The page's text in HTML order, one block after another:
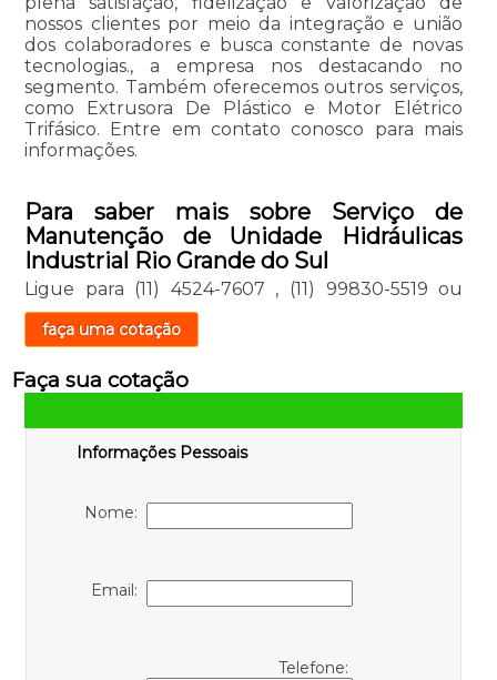
nossos clientes por meio da integração e união
dos colaboradores e busca constante de novas
tecnologias., a empresa nos destacando no
segmento. Também oferecemos outros serviços,
como Extrusora De Plástico e Motor Elétrico
Trifásico. Entre em contato conosco para mais
informações.
Para saber mais sobre Serviço de
Manutenção de Unidade Hidráulicas
Industrial Rio Grande do Sul
Ligue para (11) 4524-7607 , (11) 99830-5519 ou
faça uma cotação
Faça sua cotação
Informações Pessoais
Nome:
Email:
Telefone: